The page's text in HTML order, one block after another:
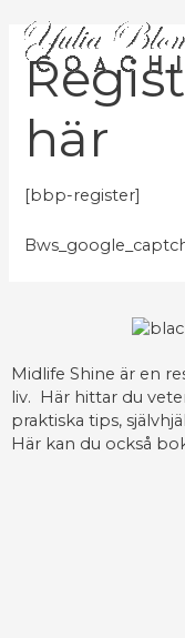
innehåll
här
[bbp-register]
Midlife Shine är en
liv. Här hittar du
praktiska tips,
Här kan du också